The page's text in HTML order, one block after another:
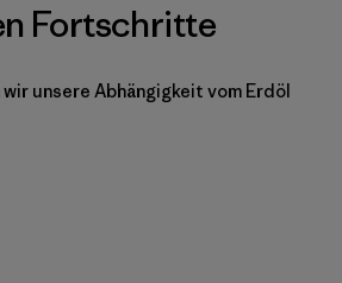
Fortschritte
unsere Abhängigkeit vom Erdöl